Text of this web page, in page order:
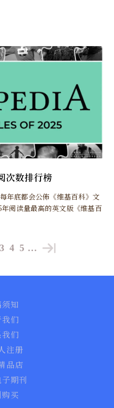
次数排行榜
年底都会公佈《维基百科》文
阅读量最高的英文版《维基百
3 4 5 …
知
们
们
注册
品店
期刊
买